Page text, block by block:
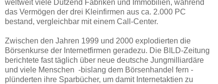
weltweit viele Dutzend Fabriken und Immobilien, während
das Vermögen der drei Kleinfirmen aus ca. 2.000 PC
bestand, vergleichbar mit einem Call-Center.
Zwischen den Jahren 1999 und 2000 explodierten die
Börsenkurse der Internetfirmen geradezu. Die BILD-Zeitung
berichtete fast täglich über neue deutsche Jungmilliardäre
und viele Menschen -bislang dem Börsenhandel fern -
plünderten ihre Sparbücher, um damit Internetaktien zu